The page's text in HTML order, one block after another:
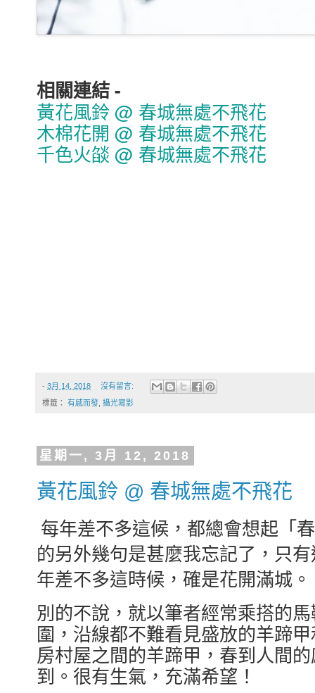
相關連結 -
黃花風鈴 @ 春城無處不飛花
木棉花開 @ 春城無處不飛花
千色火燄 @ 春城無處不飛花
- 3月 14, 2018 沒有留言:
標籤： 有感而發 攝光寫影
星期一, 3月 12, 2018
黃花風鈴 @ 春城無處不飛花
每年差不多這候，都總會想起「
的另外幾句是甚麼我忘記了，只
年差不多這時候，確是花開滿城。
別的不說，就以筆者經常乘搭的
圍，沿線都不難看見盛放的羊蹄
房村屋之間的羊蹄甲，春到人間
到。很有生氣，充滿希望！